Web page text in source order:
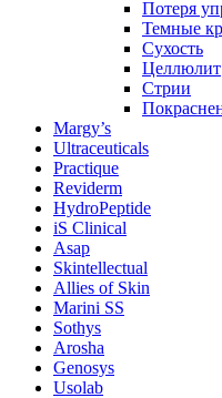
Потеря
Темные
Сухость
Целлюлит
Стрии
Margy’s
Ultraceuticals
Practique
Reviderm
HydroPeptide
iS Clinical
Asap
Skintellectual
Allies of Skin
Marini SS
Sothys
Arosha
Genosys
Usolab